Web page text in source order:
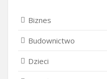
Biznes
Budownictwo
Dzieci